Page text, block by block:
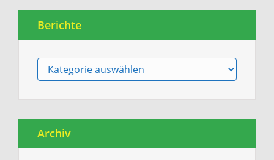
Berichte
Berichte
Archiv